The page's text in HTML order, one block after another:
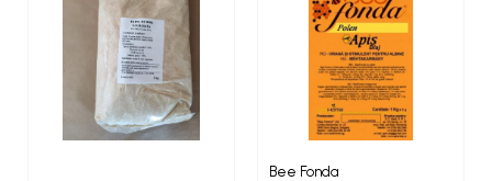
Bee Fonda